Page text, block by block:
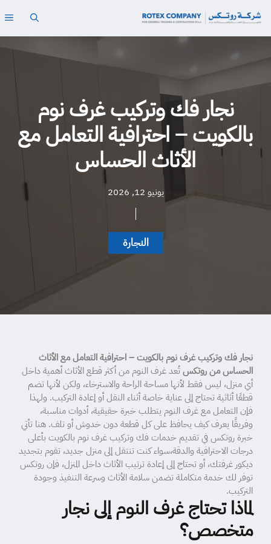
نجار فك وتركيب غرف نوم
بالكويت – احترافية التعامل مع
الأثاث الحساس
يونيو 12, 2026
النجارة
نجار فك وتركيب غرف نوم بالكويت – احترافية التعامل مع الأثاث
الحساس من روتكستُعد غرف النوم من أكثر قطع الأثاث أهمية داخل
أي منزل، ليس فقط لأنها مساحة الراحة والاسترخاء، ولكن لأنها تضم
قطعًا أثاثية تحتاج إلى عناية خاصة أثناء النقل أو إعادة التركيب. ولهذا
فإن التعامل مع غرف النوم يتطلب خبرة حقيقية، أدوات مناسبة،
وفريقًا يعرف كيف يحافظ على كل قطعة دون خدوش أو تلف. هنا تأتي
خبرة روتكس في تقديم خدمات فك وتركيب غرف نوم بالكويت بأعلى
درجات الاحترافية والدقة،سواء كنت تنتقل إلى منزل جديد، تقوم بتجديد
ديكور غرفتك، أو تحتاج إلى إعادة ترتيب الأثاث داخل المنزل، فإن روتكس
توفر لك خدمة متكاملة تضمن سلامة الأثاث وسرعة التنفيذ وجودة
التركيب.
لماذا تحتاج غرف النوم إلى نجار
متخصص؟